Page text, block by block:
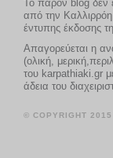
Το παρόν blog δεν
από την
έντυπης έκδοσης
Απαγορεύεται η
(ολική,
του karpathiaki.gr
άδεια του
© COPYRIGHT